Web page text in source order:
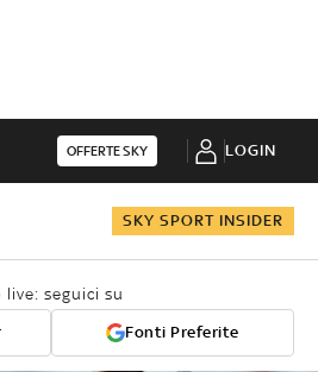
OFFERTE SKY LOGIN
SKY SPORT INSIDER
seguici su
Fonti Preferite